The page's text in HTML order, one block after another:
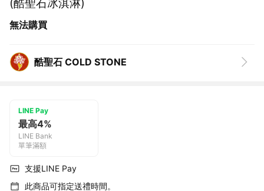
(酷聖石冰淇淋)
無法購買
酷聖石 COLD STONE
LINE Pay
最高4%
LINE Bank
單筆滿額
支援LINE Pay
此商品可指定送禮時間。